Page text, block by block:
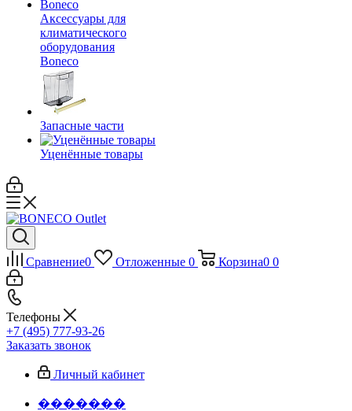
Аксессуары для
климатического
оборудования
Boneco
Запасные части
Уценённые товары
Сравнение0 Отложенные 0 Корзина0 0
Телефоны
+7 (495) 777-93-26
Заказать звонок
Личный кабинет
�������